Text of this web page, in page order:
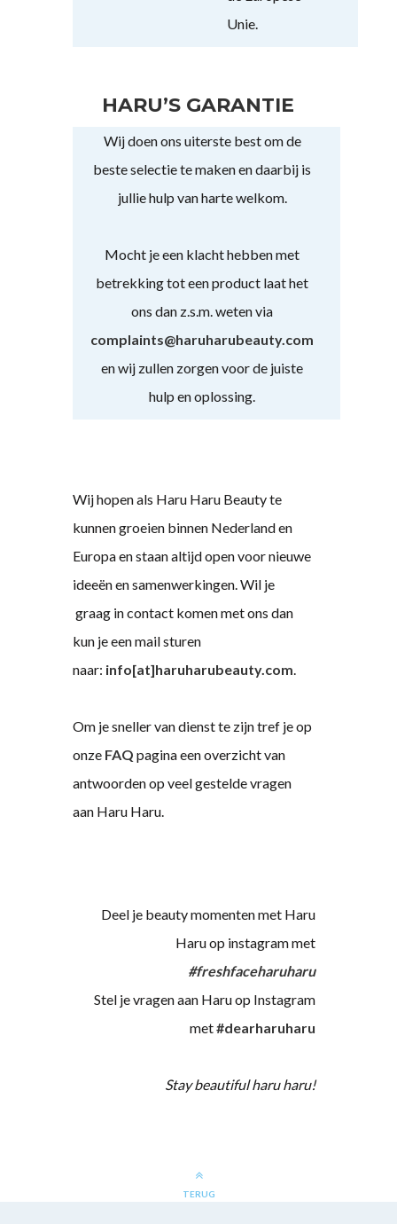
Unie.
HARU’S GARANTIE
Wij doen ons uiterste best om de
beste selectie te maken en daarbij is
jullie hulp van harte welkom.
Mocht je een klacht hebben met
betrekking tot een product laat het
ons dan z.s.m. weten via
complaints@haruharubeauty.com
en wij zullen zorgen voor de juiste
hulp en oplossing.
Wij hopen als Haru Haru Beauty te
kunnen groeien binnen Nederland en
Europa en staan altijd open voor nieuwe
ideeën en samenwerkingen. Wil je
graag in contact komen met ons dan
kun je een mail sturen
naar: info[at]haruharubeauty.com.
Om je sneller van dienst te zijn tref je op
onze FAQ pagina een overzicht van
antwoorden op veel gestelde vragen
aan Haru Haru.
Deel je beauty momenten met Haru
Haru op instagram met
#freshfaceharuharu
Stel je vragen aan Haru op Instagram
met#dearharuharu
Stay beautiful haru haru!
TERUG